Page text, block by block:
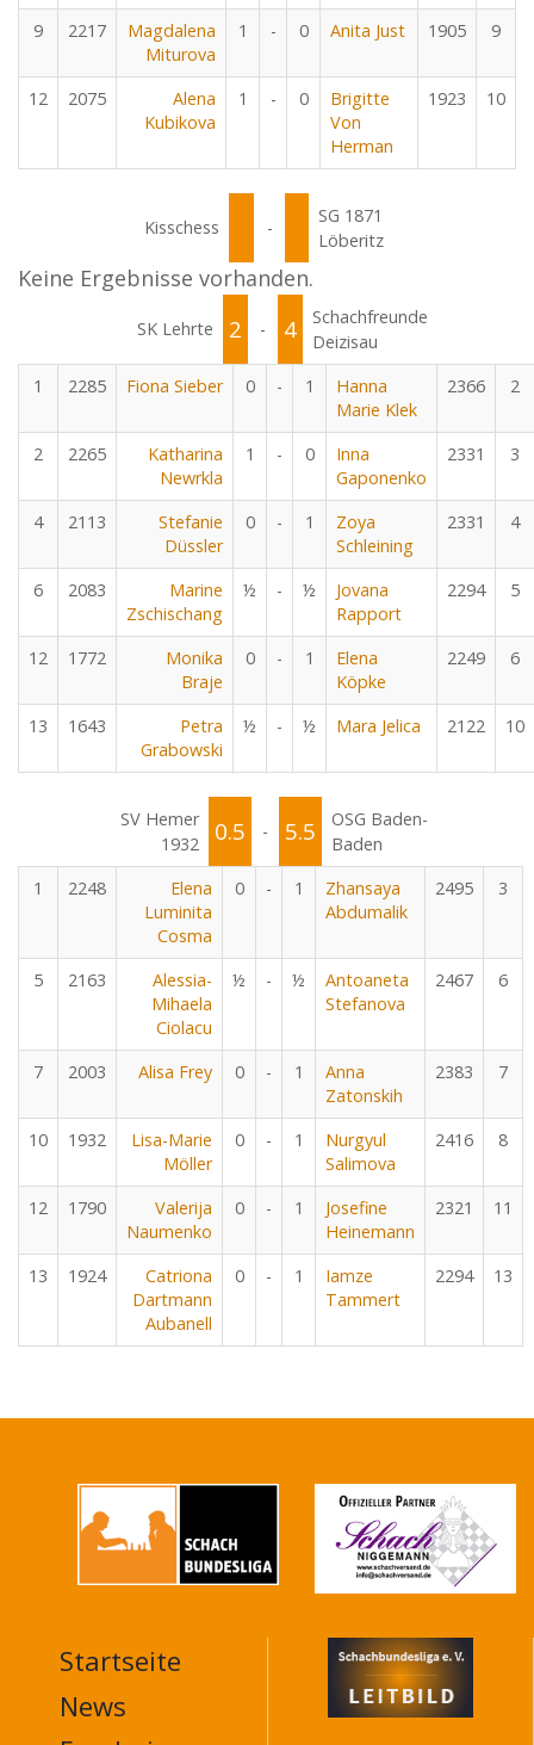
9 2217
Magdalena
Miturova
1 - 0 Anita Just 1905 9
12 2075
Alena
Kubikova
1 - 0
Brigitte
Von
Herman
1923 10
Kisschess -
SG 1871
Löberitz
Keine Ergebnisse vorhanden.
SK Lehrte 2 - 4
Schachfreunde
Deizisau
1
2285 Fiona Sieber 0 - 1
Hanna
Marie Klek
2366 2
2 2265
Katharina
Newrkla
1 - 0
Inna
Gaponenko
2331 3
4 2113
Stefanie
Düssler
0 - 1
Zoya
Schleining
2331 4
6 2083
Marine
Zschischang
½ - ½
Jovana
Rapport
2294 5
12 1772
Monika
Braje
0 - 1
Elena
Köpke
2249 6
13 1643
Petra
Grabowski
½ - ½ Mara Jelica 2122 10
SV Hemer
1932
0.5 - 5.5
OSG Baden-
Baden
1
2248
Elena
Luminita
Cosma
0 - 1
Zhansaya
Abdumalik
2495 3
5 2163
Alessia-
Mihaela
Ciolacu
½ - ½
Antoaneta
Stefanova
2467 6
7 2003 Alisa Frey 0 - 1
Anna
Zatonskih
2383 7
10 1932
Lisa-Marie
Möller
0 - 1
Nurgyul
Salimova
2416 8
12 1790
Valerija
Naumenko
0 - 1
Josefine
Heinemann
2321 11
13 1924
Catriona
Dartmann
Aubanell
0 - 1
Iamze
Tammert
2294 13
MAIN
NAVIGATION
FOOTER
Startseite
News